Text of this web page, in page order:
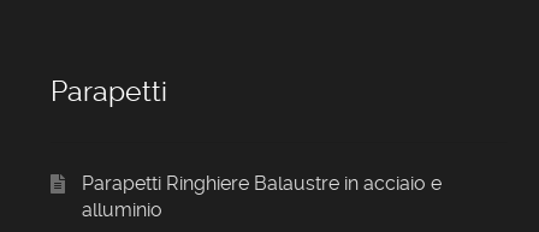
Parapetti
Parapetti Ringhiere Balaustre in acciaio e
alluminio